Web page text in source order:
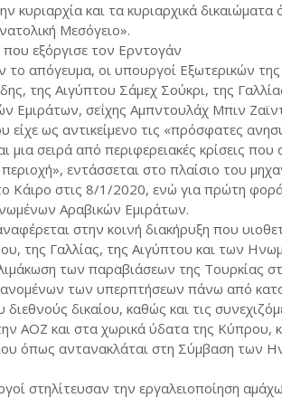
κυριαρχία και τα κυριαρχικά
Μεσόγειο».
εξόργισε τον Ερντογάν
το απόγευμα, οι υπουργοί Εξωτερικών
της Αιγύπτου Σάμεχ Σούκρι, της
Εμιράτων, σεΐχης Αμπντουλάχ Μπιν
είχε ως αντικείμενο τις «πρόσφατες
μια σειρά από περιφερειακές κρίσεις που
εντάσσεται στο πλαίσιο του
Κάιρο στις 8/1/2020, ενώ για πρώτη
Αραβικών Εμιράτων.
στην κοινή διακήρυξη που
της Γαλλίας, της Αιγύπτου και των
των παραβιάσεων της Τουρκίας
των υπερπτήσεων πάνω από
δικαίου, καθώς και τις
ΑΟΖ και στα χωρικά ύδατα της
όπως αντανακλάται στη Σύμβαση των
στηλίτευσαν την εργαλειοποίηση